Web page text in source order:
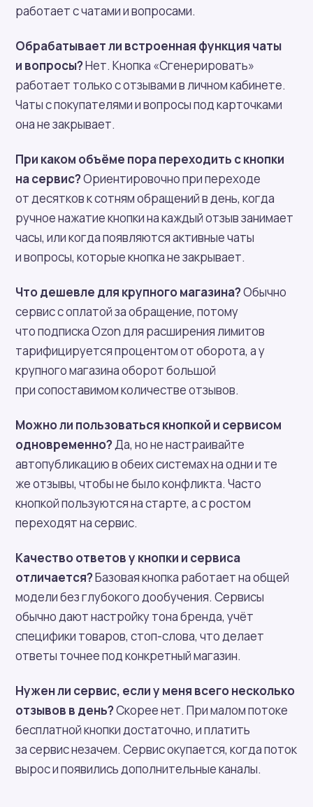
работает с чатами и вопросами.
Обрабатывает ли встроенная функция чаты
и вопросы?Нет. Кнопка «Сгенерировать»
работает только с отзывами в личном кабинете.
Чаты с покупателями и вопросы под карточками
она не закрывает.
При каком объёме пора переходить с кнопки
на сервис?Ориентировочно при переходе
от десятков к сотням обращений в день, когда
ручное нажатие кнопки на каждый отзыв занимает
часы, или когда появляются активные чаты
и вопросы, которые кнопка не закрывает.
Что дешевле для крупного магазина?Обычно
сервис с оплатой за обращение, потому
что подписка Ozon для расширения лимитов
тарифицируется процентом от оборота, а у
крупного магазина оборот большой
при сопоставимом количестве отзывов.
Можно ли пользоваться кнопкой и сервисом
одновременно?Да, но не настраивайте
автопубликацию в обеих системах на одни и те
же отзывы, чтобы не было конфликта. Часто
кнопкой пользуются на старте, а с ростом
переходят на сервис.
Качество ответов у кнопки и сервиса
отличается?Базовая кнопка работает на общей
модели без глубокого дообучения. Сервисы
обычно дают настройку тона бренда, учёт
специфики товаров, стоп-слова, что делает
ответы точнее под конкретный магазин.
Нужен ли сервис, если у меня всего несколько
отзывов в день?Скорее нет. При малом потоке
бесплатной кнопки достаточно, и платить
за сервис незачем. Сервис окупается, когда поток
вырос и появились дополнительные каналы.